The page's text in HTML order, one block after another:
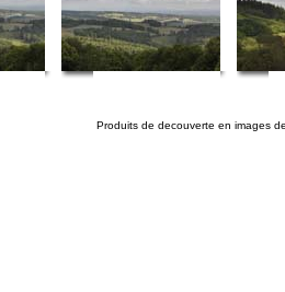
Produits de decouverte en images